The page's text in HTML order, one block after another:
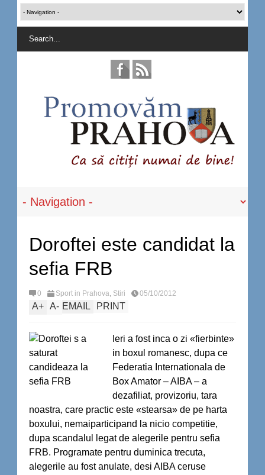
Doroftei este candidat la
sefia FRB
0 Sport in Prahova, Stiri 05/10/2012
A+ A- EMAIL PRINT
Ieri a fost inca o zi «fierbinte»
in boxul romanesc, dupa ce
Federatia Internationala de
Box Amator – AIBA – a
dezafiliat, provizoriu, tara
noastra, care practic este «stearsa» de pe harta
boxului, nemaiparticipand la nicio competitie,
dupa scandalul legat de alegerile pentru sefia
FRB. Programate pentru duminica trecuta,
alegerile au fost anulate, desi AIBA ceruse